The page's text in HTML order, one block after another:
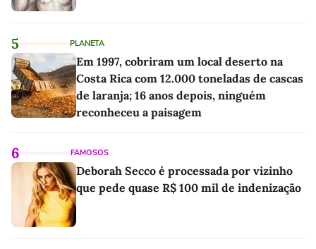
5 PLANETA
Em 1997, cobriram um local deserto na
Costa Rica com 12.000 toneladas de cascas
de laranja; 16 anos depois, ninguém
reconheceu a paisagem
6 FAMOSOS
Deborah Secco é processada por vizinho
que pede quase R$ 100 mil de indenização